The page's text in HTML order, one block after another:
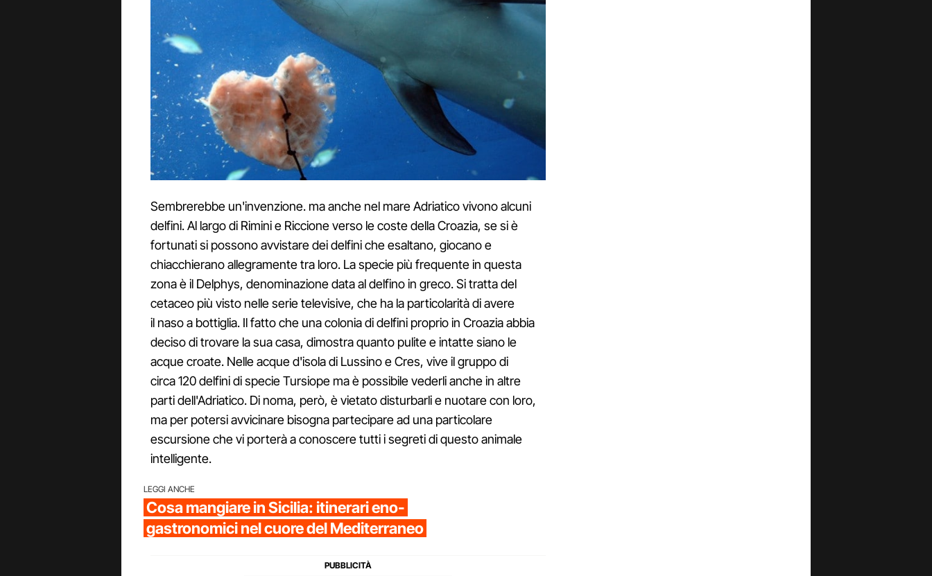
Sembrerebbe un'invenzione. ma anche nel mare Adriatico vivono alcuni
delfini. Al largo di Rimini e Riccione verso le coste della Croazia, se si è
fortunati si possono avvistare dei delfini che esaltano, giocano e
chiacchierano allegramente tra loro. La specie più frequente in questa
zona è il Delphys, denominazione data al delfino in greco. Si tratta del
cetaceo più visto nelle serie televisive, che ha la particolarità di avere
il naso a bottiglia. Il fatto che una colonia di delfini proprio in Croazia abbia
deciso di trovare la sua casa, dimostra quanto pulite e intatte siano le
acque croate. Nelle acque d'isola di Lussino e Cres, vive il gruppo di
circa 120 delfini di specie Tursiope ma è possibile vederli anche in altre
parti dell'Adriatico. Di noma, però, è vietato disturbarli e nuotare con loro,
ma per potersi avvicinare bisogna partecipare ad una particolare
escursione che vi porterà a conoscere tutti i segreti di questo animale
intelligente.
LEGGI ANCHE
Cosa mangiare in Sicilia: itinerari eno-
gastronomici nel cuore del Mediterraneo